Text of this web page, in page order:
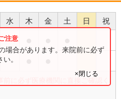
水 木 金 土 日 祝
に必ず医療機関に直接ご確認く
場合があります。来院前に必ず
。
×閉じる